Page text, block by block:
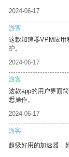
2024-06-17
游客
这款加速器VPM应用
护。
2024-06-17
游客
这款app的用户界面
悉操作。
2024-06-17
游客
超级好用的加速器，